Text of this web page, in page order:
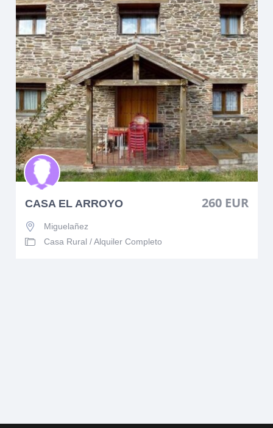
260 EUR
CASA EL ARROYO
Miguelañez
Casa Rural /Alquiler Completo